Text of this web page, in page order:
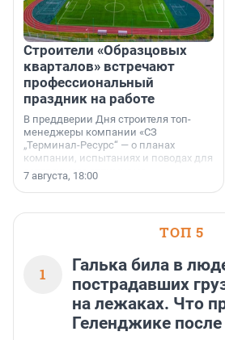
Строители «Образцовых
кварталов» встречают
профессиональный
праздник на работе
В преддверии Дня строителя топ-
менеджеры компании «СЗ
„Терминал-Ресурс“ — о планах
компании, испытаниях и поводах для
осторожного оптимизма.
7 августа, 18:00
ТОП 5
1
Галька била в
пострадавших
на лежаках. Что
Геленджике